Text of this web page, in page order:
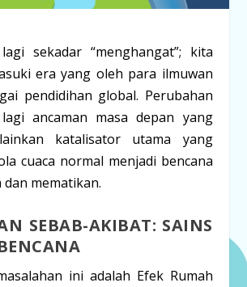
sekadar “menghangat”; kita
era yang oleh para ilmuwan
pendidihan global. Perubahan
ancaman masa depan yang
katalisator utama yang
cuaca normal menjadi bencana
mematikan.
SEBAB-AKIBAT: SAINS
ini adalah Efek Rumah